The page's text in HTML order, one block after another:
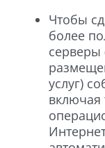
Чтобы
более
серверы
услуг)
включая